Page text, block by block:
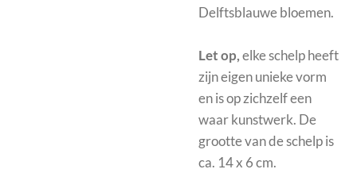
Delftsblauwe bloemen.
Let op,elke schelp heeft
zijn eigen unieke vorm
en is op zichzelf een
waar kunstwerk. De
grootte van de schelp is
ca. 14 x 6 cm.